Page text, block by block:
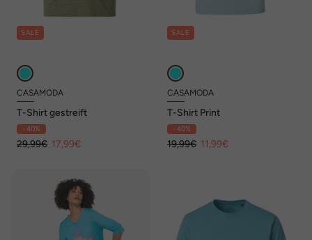
SALE
CASAMODA
T-Shirt gestreift
- 40%
29,99€ 17,99€
SALE
CASAMODA
T-Shirt Print
- 40%
19,99€ 11,99€